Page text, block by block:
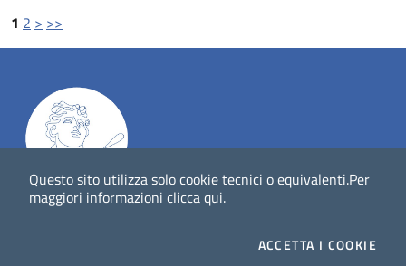
Questo sito utilizza solo cookie tecnici o equivalenti.Per
maggiori informazioni clicca qui.
ACCETTA I COOKIE
1 2 > >>